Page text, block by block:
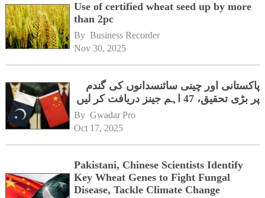
Use of certified wheat seed up by more
than 2pc
By Business Recorder
Nov 30, 2025
پاکستانی اور چینی سائنسدانوں کی گندم
پر بڑی تحقیق، 47 اہم جینز دریافت کر لیں
By Gwadar Pro
Oct 17, 2025
Pakistani, Chinese Scientists Identify
Key Wheat Genes to Fight Fungal
Disease, Tackle Climate Change